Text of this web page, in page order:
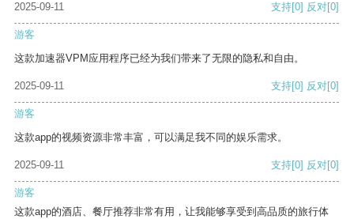
2025-09-11 支持[0] 反对[0]
游客
这款加速器VPM应用程序已经为我们带来了无限的隐私和自由。
2025-09-11 支持[0] 反对[0]
游客
这款app的视频资源非常丰富，可以满足我不同的娱乐需求。
2025-09-11 支持[0] 反对[0]
游客
这款app的酒店、餐厅推荐非常有用，让我能够享受到高品质的旅行体